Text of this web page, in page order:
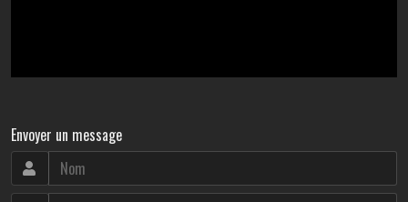
Envoyer un message